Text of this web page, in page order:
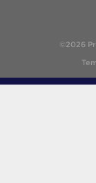
©2026